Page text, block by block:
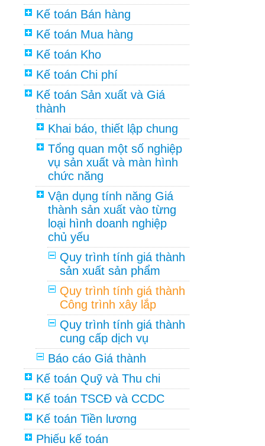
Kế toán Bán hàng
Kế toán Mua hàng
Kế toán Kho
Kế toán Chi phí
Kế toán Sản xuất và Giá
thành
Khai báo, thiết lập chung
Tổng quan một số nghiệp
vụ sản xuất và màn hình
chức năng
Vận dụng tính năng Giá
thành sản xuất vào từng
loại hình doanh nghiệp
chủ yếu
Quy trình tính giá thành
sản xuất sản phẩm
Quy trình tính giá thành
Công trình xây lắp
Quy trình tính giá thành
cung cấp dịch vụ
Báo cáo Giá thành
Kế toán Quỹ và Thu chi
Kế toán TSCĐ và CCDC
Kế toán Tiền lương
Phiếu kế toán